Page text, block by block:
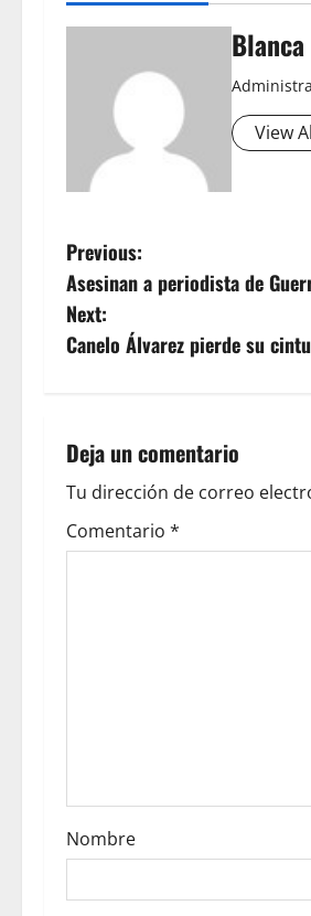
Blanca
View
P
o
s
n
a
v
o
n
Previous:
Asesinan a periodista de
Next:
Canelo Álvarez pierde su
Deja un comentario
Tu dirección de correo
Comentario *
Nombre